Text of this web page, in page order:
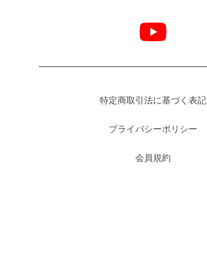
特定商取引法に基づく表記
プライバシーポリシー
会員規約